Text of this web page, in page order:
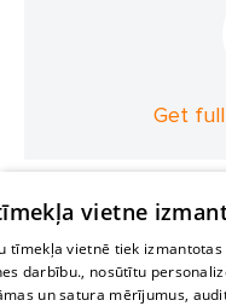
Get
vietne
tīmekļa vietnē tiek
darbību., nosūtītu
un satura mērījumus,